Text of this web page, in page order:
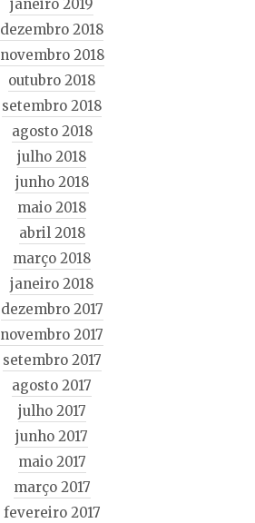
janeiro 2019
dezembro 2018
novembro 2018
outubro 2018
setembro 2018
agosto 2018
julho 2018
junho 2018
maio 2018
abril 2018
março 2018
janeiro 2018
dezembro 2017
novembro 2017
setembro 2017
agosto 2017
julho 2017
junho 2017
maio 2017
março 2017
fevereiro 2017